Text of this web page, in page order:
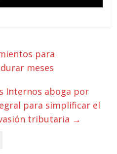
para
meses
Internos aboga por
para simplificar el
tributaria →